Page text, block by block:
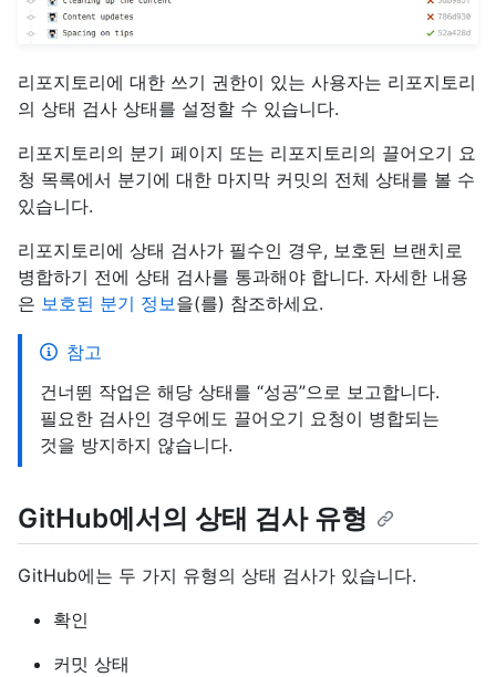
리포지토리에 대한 쓰기 권한이 있는 사용자는 리포지토리
의 상태 검사 상태를 설정할 수 있습니다.
리포지토리의 분기 페이지 또는 리포지토리의 끌어오기 요
청 목록에서 분기에 대한 마지막 커밋의 전체 상태를 볼 수
있습니다.
리포지토리에 상태 검사가 필수인 경우, 보호된 브랜치로
병합하기 전에 상태 검사를 통과해야 합니다. 자세한 내용
은 보호된 분기 정보 을(를) 참조하세요.
참고
건너뛴 작업은 해당 상태를 “성공”으로 보고합니다.
필요한 검사인 경우에도 끌어오기 요청이 병합되는
것을 방지하지 않습니다.
GitHub에서의 상태 검사 유형
GitHub에는 두 가지 유형의 상태 검사가 있습니다.
확인
커밋 상태